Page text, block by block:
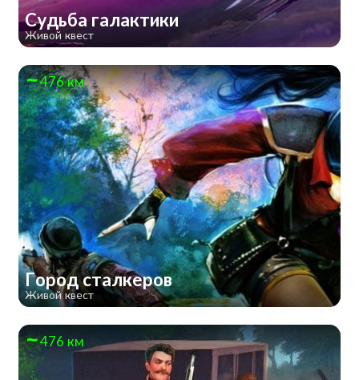
Судьба галактики
Живой квест
476 км
Город сталкеров
Живой квест
476 км